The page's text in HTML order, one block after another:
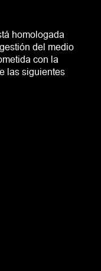
homologada
del medio
con la
las siguientes